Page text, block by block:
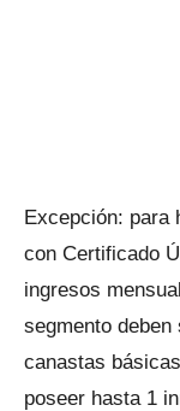
Excepción: para
con Certificado
ingresos
segmento
canastas
poseer hasta 1